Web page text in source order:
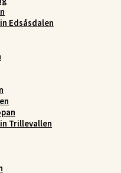
Edsåsdalen
Trillevallen